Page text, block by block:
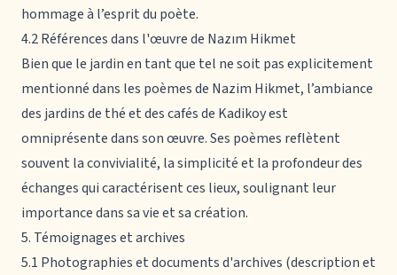
hommage à l’esprit du poète.
4.2 Références dans l'œuvre de Nazım Hikmet
Bien que le jardin en tant que tel ne soit pas explicitement
mentionné dans les poèmes de Nazim Hikmet, l’ambiance
des jardins de thé et des cafés de Kadikoy est
omniprésente dans son œuvre. Ses poèmes reflètent
souvent la convivialité, la simplicité et la profondeur des
échanges qui caractérisent ces lieux, soulignant leur
importance dans sa vie et sa création.
5. Témoignages et archives
5.1 Photographies et documents d'archives (description et